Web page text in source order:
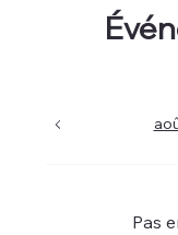
Pas